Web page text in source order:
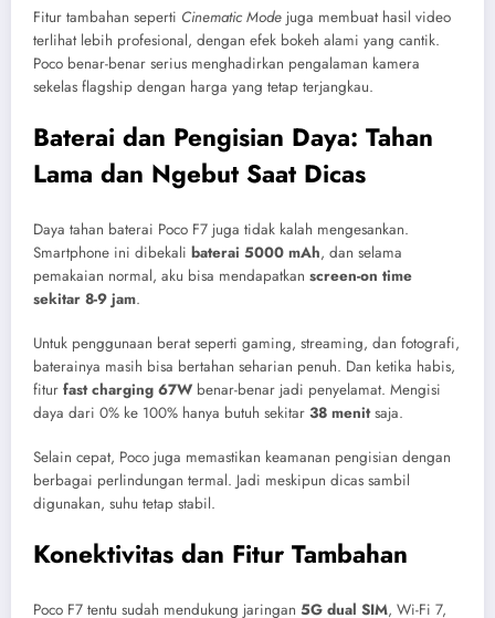
Fitur tambahan seperti Cinematic Mode juga membuat hasil video
terlihat lebih profesional, dengan efek bokeh alami yang cantik.
Poco benar-benar serius menghadirkan pengalaman kamera
sekelas flagship dengan harga yang tetap terjangkau.
Baterai dan Pengisian Daya: Tahan
Lama dan Ngebut Saat Dicas
Daya tahan baterai Poco F7 juga tidak kalah mengesankan.
Smartphone ini dibekali baterai 5000 mAh, dan selama
pemakaian normal, aku bisa mendapatkan screen-on time
sekitar 8-9 jam.
Untuk penggunaan berat seperti gaming, streaming, dan fotografi,
baterainya masih bisa bertahan seharian penuh. Dan ketika habis,
fitur fast charging 67W benar-benar jadi penyelamat. Mengisi
daya dari 0% ke 100% hanya butuh sekitar 38 menitsaja.
Selain cepat, Poco juga memastikan keamanan pengisian dengan
berbagai perlindungan termal. Jadi meskipun dicas sambil
digunakan, suhu tetap stabil.
Konektivitas dan Fitur Tambahan
Poco F7 tentu sudah mendukung jaringan 5G dual SIM, Wi-Fi 7,